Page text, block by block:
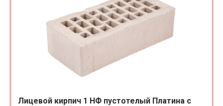
Лицевой кирпич 1 НФ пустотелый Платина с